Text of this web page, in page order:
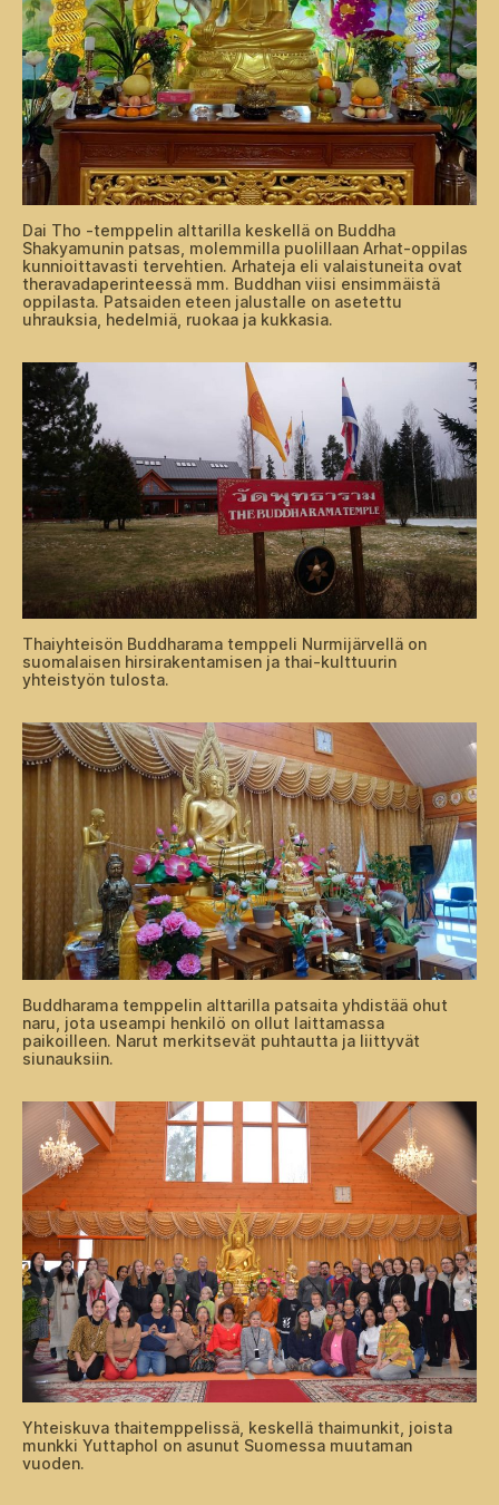
Dai Tho -temppelin alttarilla keskellä on Buddha
Shakyamunin patsas, molemmilla puolillaan Arhat-oppilas
kunnioittavasti tervehtien. Arhateja eli valaistuneita ovat
theravadaperinteessä mm. Buddhan viisi ensimmäistä
oppilasta. Patsaiden eteen jalustalle on asetettu
uhrauksia, hedelmiä, ruokaa ja kukkasia.
Thaiyhteisön Buddharama temppeli Nurmijärvellä on
suomalaisen hirsirakentamisen ja thai-kulttuurin
yhteistyön tulosta.
Buddharama temppelin alttarilla patsaita yhdistää ohut
naru, jota useampi henkilö on ollut laittamassa
paikoilleen. Narut merkitsevät puhtautta ja liittyvät
siunauksiin.
Yhteiskuva thaitemppelissä, keskellä thaimunkit, joista
munkki Yuttaphol on asunut Suomessa muutaman
vuoden.